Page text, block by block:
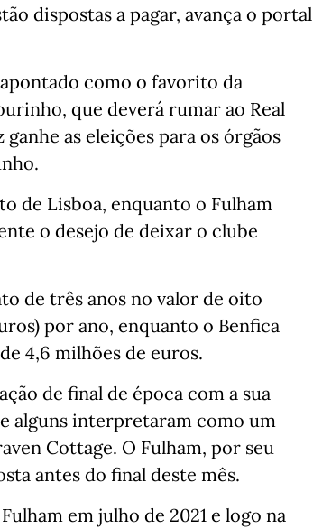
dispostas a pagar, avança o portal
como o favorito da
que deverá rumar ao Real
as eleições para os órgãos
de Lisboa, enquanto o Fulham
o desejo de deixar o clube
de três anos no valor de oito
por ano, enquanto o Benfica
4,6 milhões de euros.
de final de época com a sua
alguns interpretaram como um
Cottage. O Fulham, por seu
antes do final deste mês.
em julho de 2021 e logo na